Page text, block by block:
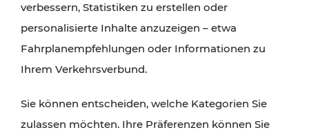
verbessern, Statistiken zu erstellen oder
personalisierte Inhalte anzuzeigen – etwa
Fahrplanempfehlungen oder Informationen zu
Ihrem Verkehrsverbund.
Sie können entscheiden, welche Kategorien Sie
zulassen möchten. Ihre Präferenzen können Sie